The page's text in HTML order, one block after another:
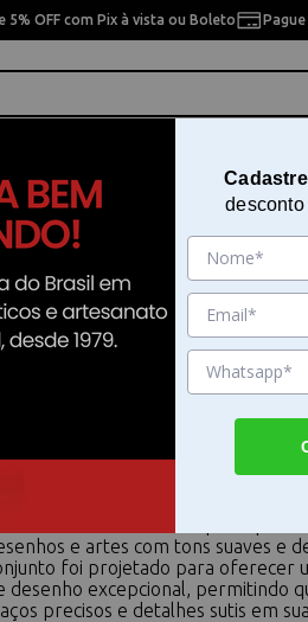
5% OFF com Pix à vista ou Boleto
Pintura
de Cor Ecolápis
Faber-castell -
de cor Faber Castell Super
e artes com tons suaves e
foi projetado para oferecer
desenho excepcional, permitindo
precisos e detalhes sutis em